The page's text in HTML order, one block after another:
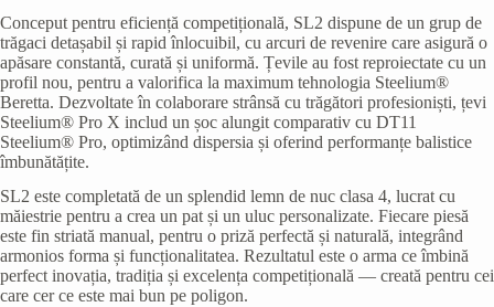
Conceput pentru eficiență competițională, SL2 dispune de un grup de
trăgaci detașabil și rapid înlocuibil, cu arcuri de revenire care asigură o
apăsare constantă, curată și uniformă. Țevile au fost reproiectate cu un
profil nou, pentru a valorifica la maximum tehnologia Steelium®
Beretta. Dezvoltate în colaborare strânsă cu trăgători profesioniști, țevi
Steelium® Pro X includ un șoc alungit comparativ cu DT11
Steelium® Pro, optimizând dispersia și oferind performanțe balistice
îmbunătățite.
SL2 este completată de un splendid lemn de nuc clasa 4, lucrat cu
măiestrie pentru a crea un pat și un uluc personalizate. Fiecare piesă
este fin striată manual, pentru o priză perfectă și naturală, integrând
armonios forma și funcționalitatea. Rezultatul este o arma ce îmbină
perfect inovația, tradiția și excelența competițională — creată pentru cei
care cer ce este mai bun pe poligon.